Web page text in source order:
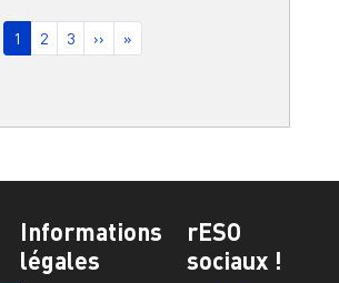
Page courante
1 Page
2 Page
3 Page suivante
›› Dernière page
»
Informations
légales
rESO
sociaux !